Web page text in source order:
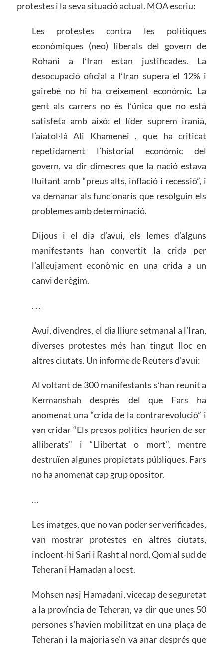
protestes i la seva situació actual. MOA escriu:
Les protestes contra les polítiques
econòmiques (neo) liberals del govern de
Rohani a l’Iran estan justificades. La
desocupació oficial a l’Iran supera el 12% i
gairebé no hi ha creixement econòmic. La
gent als carrers no és l’única que no està
satisfeta amb això: el líder suprem iranià,
l’aiatol·là Ali Khamenei , que ha criticat
repetidament l’historial econòmic del
govern, va dir dimecres que la nació estava
lluitant amb “preus alts, inflació i recessió”, i
va demanar als funcionaris que resolguin els
problemes amb determinació.
Dijous i el dia d’avui, els lemes d’alguns
manifestants han convertit la crida per
l’alleujament econòmic en una crida a un
canvi de règim.
. . .
Avui, divendres, el dia lliure setmanal a l’Iran,
diverses protestes més han tingut lloc en
altres ciutats. Un informe de Reuters d’avui:
Al voltant de 300 manifestants s’han reunit a
Kermanshah després del que Fars ha
anomenat una “crida de la contrarevolució” i
van cridar “Els presos polítics haurien de ser
alliberats” i “Llibertat o mort”, mentre
destruïen algunes propietats públiques. Fars
no ha anomenat cap grup opositor.
…
Les imatges, que no van poder ser verificades,
van mostrar protestes en altres ciutats,
incloent-hi Sari i Rasht al nord, Qom al sud de
Teheran i Hamadan a loest.
Mohsen nasj Hamadani, vicecap de seguretat
a la província de Teheran, va dir que unes 50
persones s’havien mobilitzat en una plaça de
Teheran i la majoria se’n va anar després que